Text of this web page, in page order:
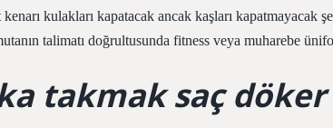
kulakları kapatacak ancak kaşları kapatmayacak
talimatı doğrultusunda fitness veya muharebe
takmak saç